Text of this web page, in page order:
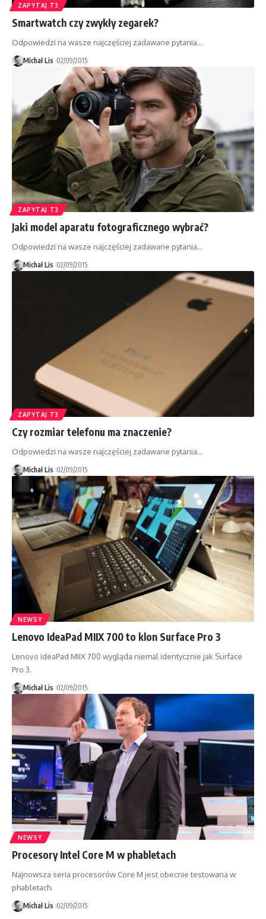
ZAPYTAJ T3
Smartwatch czy zwykły zegarek?
Odpowiedzi na wasze najczęściej zadawane pytania…
Michał Lis 02/09/2015
ZAPYTAJ T3
Jaki model aparatu fotograficznego wybrać?
Odpowiedzi na wasze najczęściej zadawane pytania...
Michał Lis 02/09/2015
ZAPYTAJ T3
Czy rozmiar telefonu ma znaczenie?
Odpowiedzi na wasze najczęściej zadawane pytania...
Michał Lis 02/09/2015
NEWSY
Lenovo IdeaPad MIIX 700 to klon Surface Pro 3
Lenovo IdeaPad MIIX 700 wygląda niemal identycznie jak Surface
Pro 3.
Michał Lis 02/09/2015
NEWSY
Procesory Intel Core M w phabletach
Najnowsza seria procesorów Core M jest obecnie testowana w
phabletach.
Michał Lis 02/09/2015